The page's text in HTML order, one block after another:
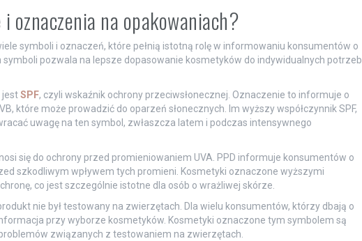
oznaczenia na opakowaniach?
symboli i oznaczeń, które pełnią istotną rolę w informowaniu konsumentów o
pozwala na lepsze dopasowanie kosmetyków do indywidualnych potrzeb
jestSPF, czyli wskaźnik ochrony przeciwsłonecznej. Oznaczenie to informuje o
które może prowadzić do oparzeń słonecznych. Im wyższy współczynnik SPF,
uwagę na ten symbol, zwłaszcza latem i podczas intensywnego
się do ochrony przed promieniowaniem UVA. PPD informuje konsumentów o
szkodliwym wpływem tych promieni. Kosmetyki oznaczone wyższymi
co jest szczególnie istotne dla osób o wrażliwej skórze.
nie był testowany na zwierzętach. Dla wielu konsumentów, którzy dbają o
przy wyborze kosmetyków. Kosmetyki oznaczone tym symbolem są
związanych z testowaniem na zwierzętach.